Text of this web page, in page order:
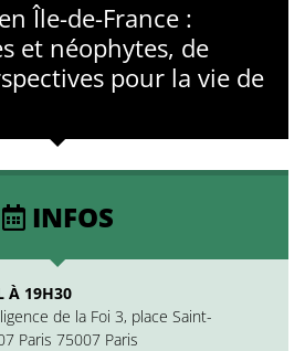
Île-de-France :
et néophytes, de
pour la vie de
INFOS
À 19H30
de la Foi 3, place Saint-
Paris 75007 Paris